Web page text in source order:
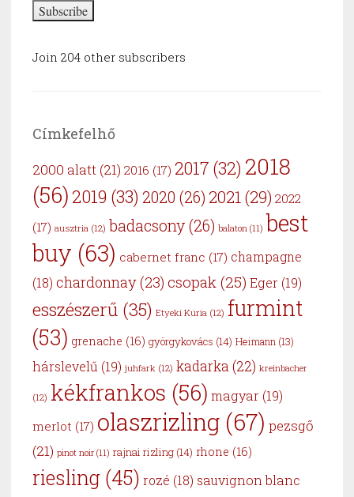
Subscribe
Join 204 other subscribers
Címkefelhő
2000 alatt (21) 2016 (17) 2017 (32) 2018
(56)2019 (33) 2020 (26) 2021(29) 2022
(17) ausztria (12) badacsony (26) balaton (11) best
buy (63) cabernet franc (17) champagne
(18) chardonnay(23) csopak (25) Eger (19)
esszészerű (35) Etyeki Kúria (12) furmint
(53) grenache (16) györgykovács (14) Heimann (13)
hárslevelű (19) juhfark (12) kadarka (22) kreinbacher
(12) kékfrankos (56) magyar (19)
merlot (17) olaszrizling (67) pezsgő
(21) pinot noir (11) rajnai rizling (14) rhone (16)
riesling (45) rozé (18) sauvignon blanc